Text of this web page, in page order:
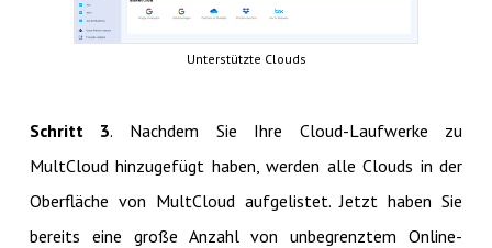
Unterstützte Clouds
Schritt 3. Nachdem Sie Ihre Cloud-Laufwerke zu
MultCloud hinzugefügt haben, werden alle Clouds in der
Oberfläche von MultCloud aufgelistet. Jetzt haben Sie
bereits eine große Anzahl von unbegrenztem Online-